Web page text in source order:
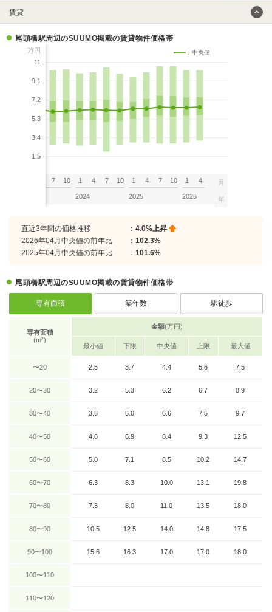
賃貸
尾頭橋駅周辺のSUUMO掲載の賃貸物件価格帯
万円
11
9.1
7.2
5.3
3.4
1.5
：中央値
7 10 1 4 7 10
2024
1 4 7 10
2025
1 4
2026
月
年
直近3年間の価格推移 ： 4.0%上昇
2026年04月中央値の前年比
： 102.3%
2025年04月中央値の前年比
： 101.6%
尾頭橋駅周辺のSUUMO掲載の賃貸物件価格帯
専有面積 築年数 駅徒歩
専有面積
(m²)
金額(万円)
最小値 下限 中央値 上限 最大値
〜20 2.5 3.7 4.4 5.6 7.5
20〜30 3.2 5.3 6.2 6.7 8.9
30〜40 3.8 6.0 6.6 7.5 9.7
40〜50 4.8 6.9 8.4 9.3 12.5
50〜60 5.0 7.1 8.5 10.2 14.7
60〜70 6.3 8.3 10.0 13.1 19.8
70〜80 7.3 8.0 11.0 13.5 18.0
80〜90 10.5 12.5 14.0 14.8 17.5
90〜100 15.6 16.3 17.0 17.0 18.0
100〜110
110〜120